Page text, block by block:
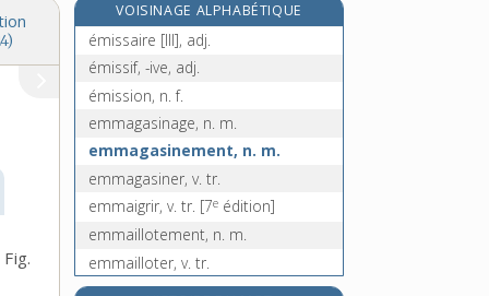
Fig.
VOISINAGE ALPHABÉTIQUE
émissaire [II], n. m. et adj.
émissaire [III], adj.
émissif, -ive, adj.
émission, n. f.
emmagasinage, n. m.
emmagasinement, n. m.
emmagasiner, v. tr.
emmaigrir, v. tr. [7e édition]
emmaillotement, n. m.
emmailloter, v. tr.
emmanché, -ée, adj. et n.